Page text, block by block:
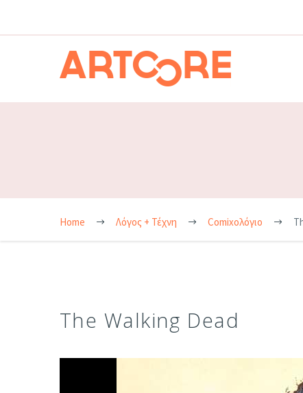
Home Λόγος + Τέχνη Comixoλόγιο
The Walking Dead